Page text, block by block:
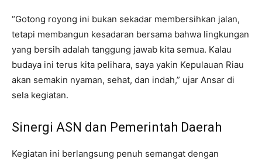
“Gotong royong ini bukan sekadar membersihkan jalan,
tetapi membangun kesadaran bersama bahwa lingkungan
yang bersih adalah tanggung jawab kita semua. Kalau
budaya ini terus kita pelihara, saya yakin Kepulauan Riau
akan semakin nyaman, sehat, dan indah,” ujar Ansar di
sela kegiatan.
Sinergi ASN dan Pemerintah Daerah
Kegiatan ini berlangsung penuh semangat dengan